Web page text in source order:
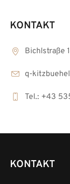
KONTAKT
Bichlstraße
q-
Tel.: +43
KONTAKT